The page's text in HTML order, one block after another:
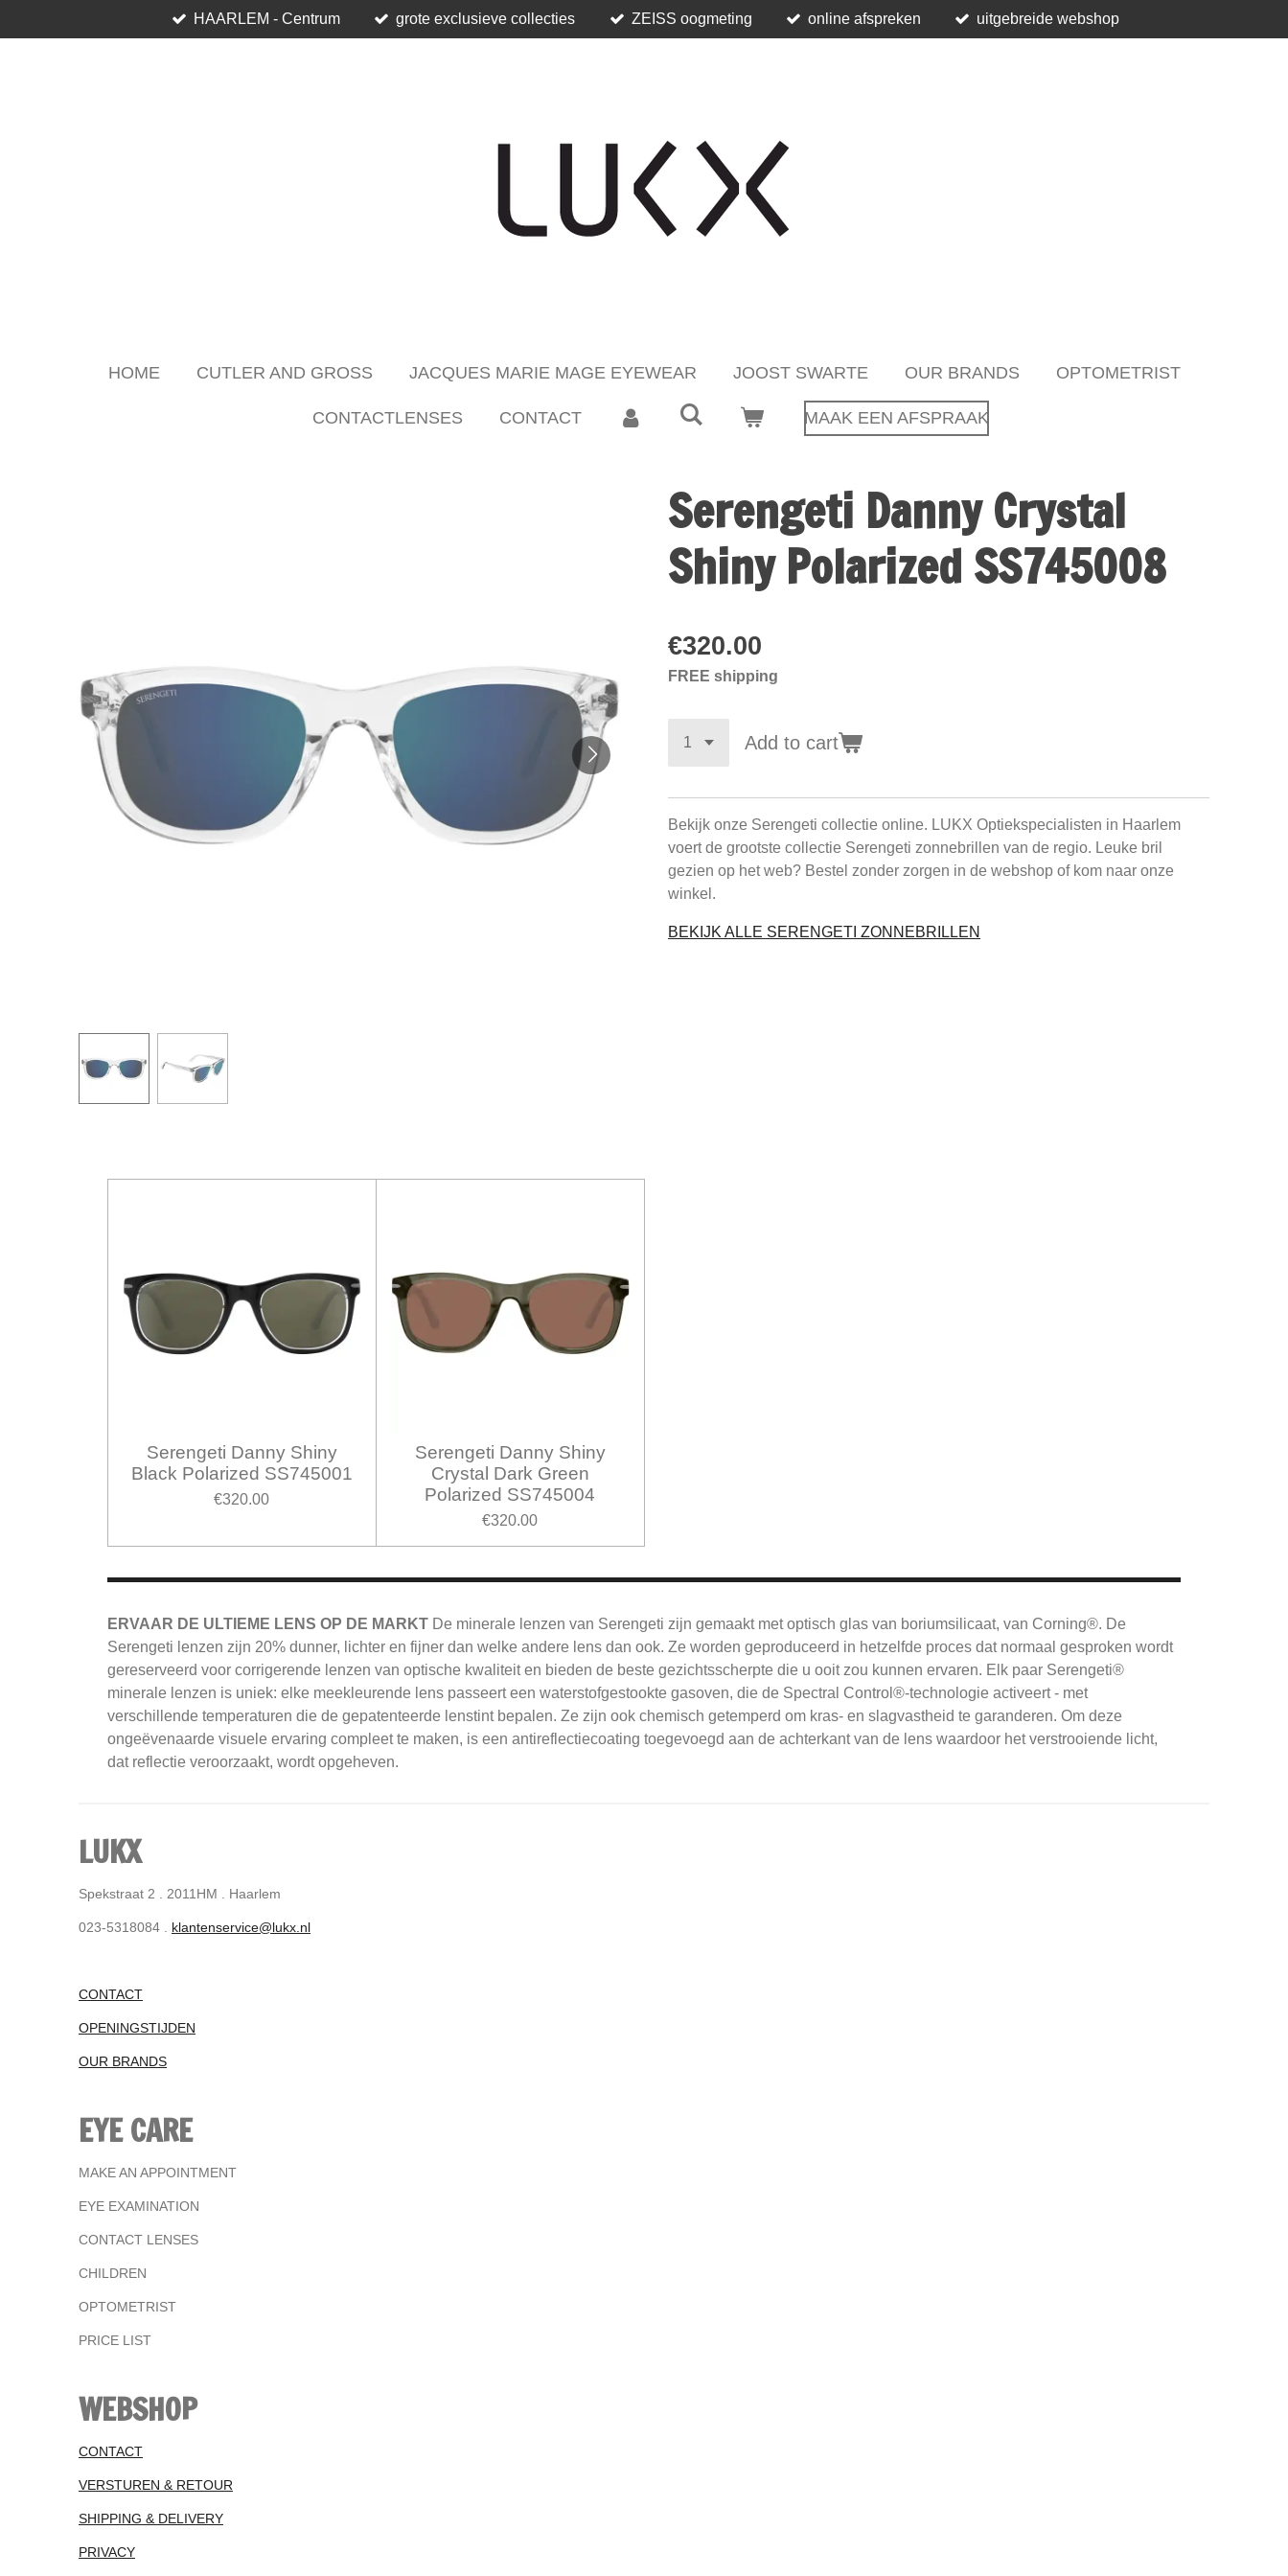
to
HAARLEM - Centrum grote exclusieve collecties ZEISS oogmeting online afspreken uitgebreide webshop
HOME CUTLER AND GROSS JACQUES MARIE MAGE EYEWEAR JOOST SWARTE OUR BRANDS OPTOMETRIST
CONTACTLENSES CONTACT MAAK EEN AFSPRAAK
Serengeti Danny Crystal
Shiny Polarized SS745008
€320.00
FREE shipping
Add to cart
Bekijk onze Serengeti collectie online. LUKX Optiekspecialisten in Haarlem
voert de grootste collectie Serengeti zonnebrillen van de regio. Leuke bril
gezien op het web? Bestel zonder zorgen in de webshop of kom naar onze
winkel.
BEKIJK ALLE SERENGETI ZONNEBRILLEN
Serengeti Danny Shiny
Black Polarized SS745001
€320.00
Serengeti Danny Shiny
Crystal Dark Green
Polarized SS745004
€320.00
ERVAAR DE ULTIEME LENS OP DE MARKT De minerale lenzen van Serengeti zijn gemaakt met optisch glas van boriumsilicaat, van Corning®. De
Serengeti lenzen zijn 20% dunner, lichter en fijner dan welke andere lens dan ook. Ze worden geproduceerd in hetzelfde proces dat normaal gesproken wordt
gereserveerd voor corrigerende lenzen van optische kwaliteit en bieden de beste gezichtsscherpte die u ooit zou kunnen ervaren. Elk paar Serengeti®
minerale lenzen is uniek: elke meekleurende lens passeert een waterstofgestookte gasoven, die de Spectral Control®-technologie activeert - met
verschillende temperaturen die de gepatenteerde lenstint bepalen. Ze zijn ook chemisch getemperd om kras- en slagvastheid te garanderen. Om deze
ongeëvenaarde visuele ervaring compleet te maken, is een antireflectiecoating toegevoegd aan de achterkant van de lens waardoor het verstrooiende licht,
dat reflectie veroorzaakt, wordt opgeheven.
LUKX
Spekstraat 2 . 2011HM . Haarlem
023-5318084 . klantenservice@lukx.nl
CONTACT
OPENINGSTIJDEN
OUR BRANDS
EYE CARE
MAKE AN APPOINTMENT
EYE EXAMINATION
CONTACT LENSES
CHILDREN
OPTOMETRIST
PRICE LIST
WEBSHOP
CONTACT
VERSTUREN & RETOUR
SHIPPING & DELIVERY
PRIVACY